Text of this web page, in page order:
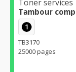
Toner services
Tambour
1
TB3170
25000 pages